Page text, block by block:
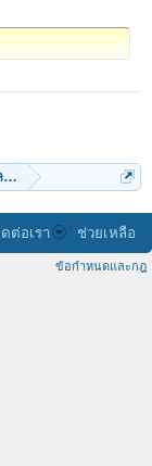
งปู่ดูลย์ อตุโล)
ต่อเรา ช่วยเหลือ
ข้อกำหนดและกฎ